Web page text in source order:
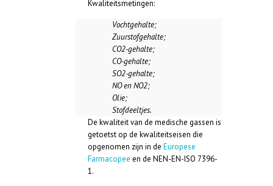
Kwaliteitsmetingen:
Vochtgehalte;
Zuurstofgehalte;
CO2-gehalte;
CO-gehalte;
SO2-gehalte;
NO en NO2;
Olie;
Stofdeeltjes.
De kwaliteit van de medische gassen is
getoetst op de kwaliteitseisen die
opgenomen zijn in de Europese
Farmacopee en de NEN-EN-ISO 7396-
1.